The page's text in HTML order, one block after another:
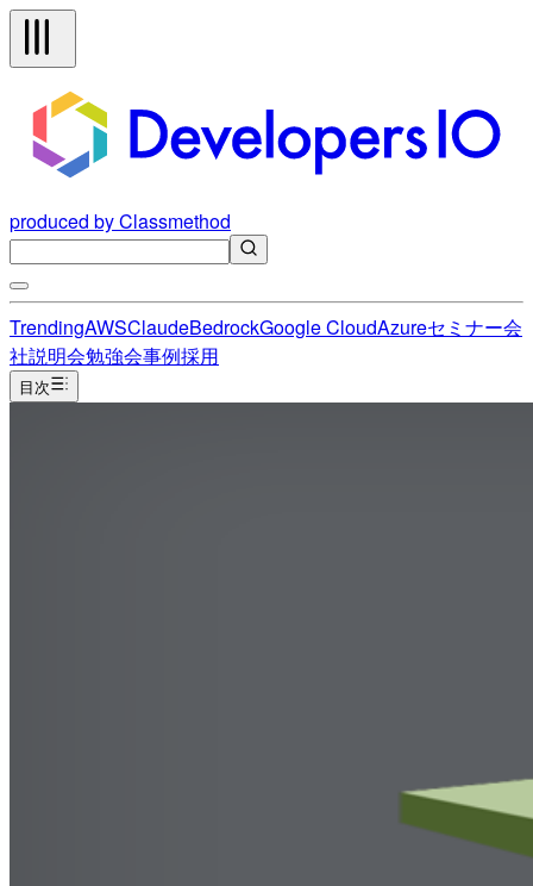
produced by Classmethod
TrendingAWSClaudeBedrockGoogle CloudAzureセミナー会
社説明会勉強会事例採用
目次